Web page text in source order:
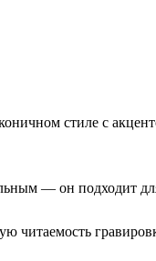
стиле с
— он подходит
читаемость